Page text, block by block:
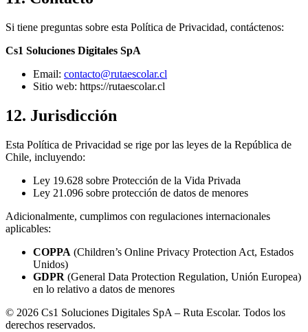
Si tiene preguntas sobre esta Política de Privacidad, contáctenos:
Cs1 Soluciones Digitales SpA
Email: contacto@rutaescolar.cl
Sitio web: https://rutaescolar.cl
12. Jurisdicción
Esta Política de Privacidad se rige por las leyes de la República de
Chile, incluyendo:
Ley 19.628 sobre Protección de la Vida Privada
Ley 21.096 sobre protección de datos de menores
Adicionalmente, cumplimos con regulaciones internacionales
aplicables:
COPPA (Children’s Online Privacy Protection Act, Estados
Unidos)
GDPR (General Data Protection Regulation, Unión Europea)
en lo relativo a datos de menores
© 2026 Cs1 Soluciones Digitales SpA – Ruta Escolar. Todos los
derechos reservados.